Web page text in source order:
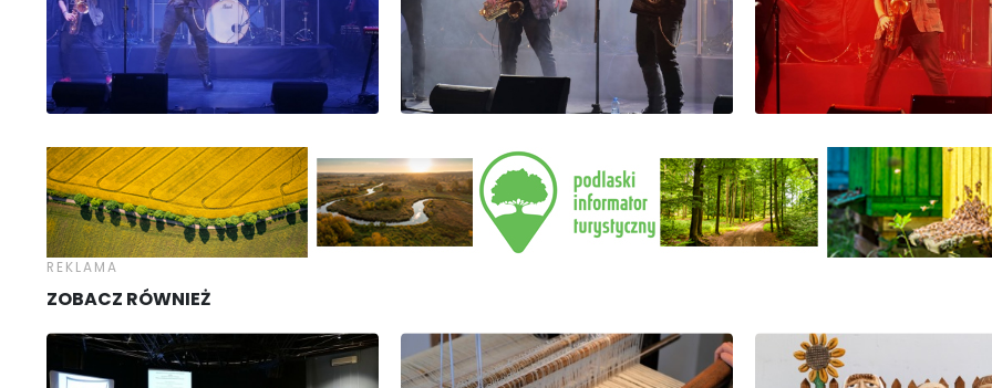
ZOBACZ RÓWNIEŻ